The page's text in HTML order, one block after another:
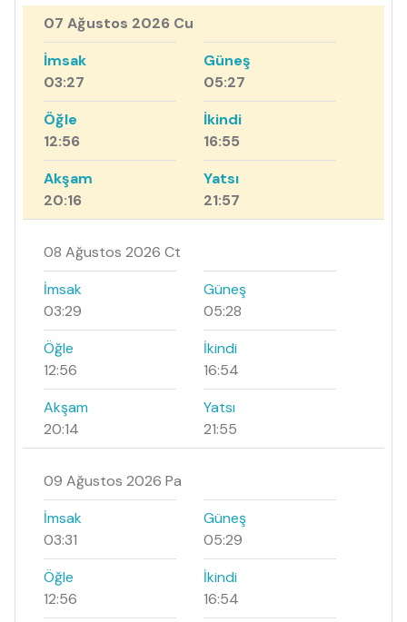
07 Ağustos 2026 Cu
İmsak
03:27
Güneş
05:27
Öğle
12:56
İkindi
16:55
Akşam
20:16
Yatsı
21:57
08 Ağustos 2026 Ct
İmsak
03:29
Güneş
05:28
Öğle
12:56
İkindi
16:54
Akşam
20:14
Yatsı
21:55
09 Ağustos 2026 Pa
İmsak
03:31
Güneş
05:29
Öğle
12:56
İkindi
16:54